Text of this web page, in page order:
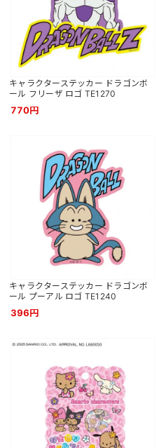
キャラクターステッカー ドラゴンボ
ール フリーザ ロゴ TE1270
770円
キャラクターステッカー ドラゴンボ
ール プーアル ロゴ TE1240
396円